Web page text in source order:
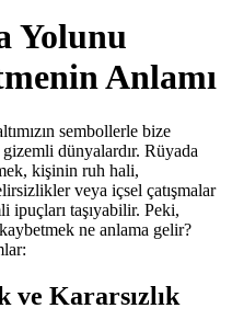
Yolunu
Anlamı
sembollerle bize
dünyalardır. Rüyada
kişinin ruh hali,
veya içsel çatışmalar
ipuçları taşıyabilir. Peki,
ne anlama gelir?
ve Kararsızlık